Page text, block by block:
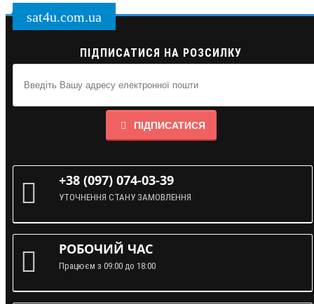
sat4u.com.ua
ПІДПИСАТИСЯ НА РОЗСИЛКУ
ПІДПИСАТИСЯ
+38 (097) 074-03-39
УТОЧНЕННЯ СТАНУ ЗАМОВЛЕННЯ
РОБОЧИЙ ЧАС
Працюєм з 09:00 до 18:00